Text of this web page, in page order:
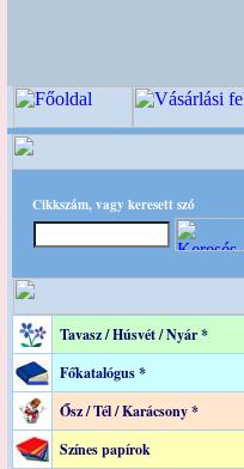
Cikkszám, vagy keresett szó
Tavasz / Húsvét / Nyár *
Főkatalógus *
Ősz / Tél / Karácsony *
Színes papírok